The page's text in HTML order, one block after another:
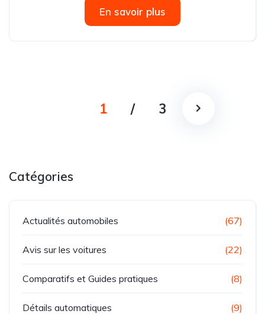
En savoir plus
1 / 3
Catégories
Actualités automobiles (67)
Avis sur les voitures (22)
Comparatifs et Guides pratiques (8)
Détails automatiques (9)